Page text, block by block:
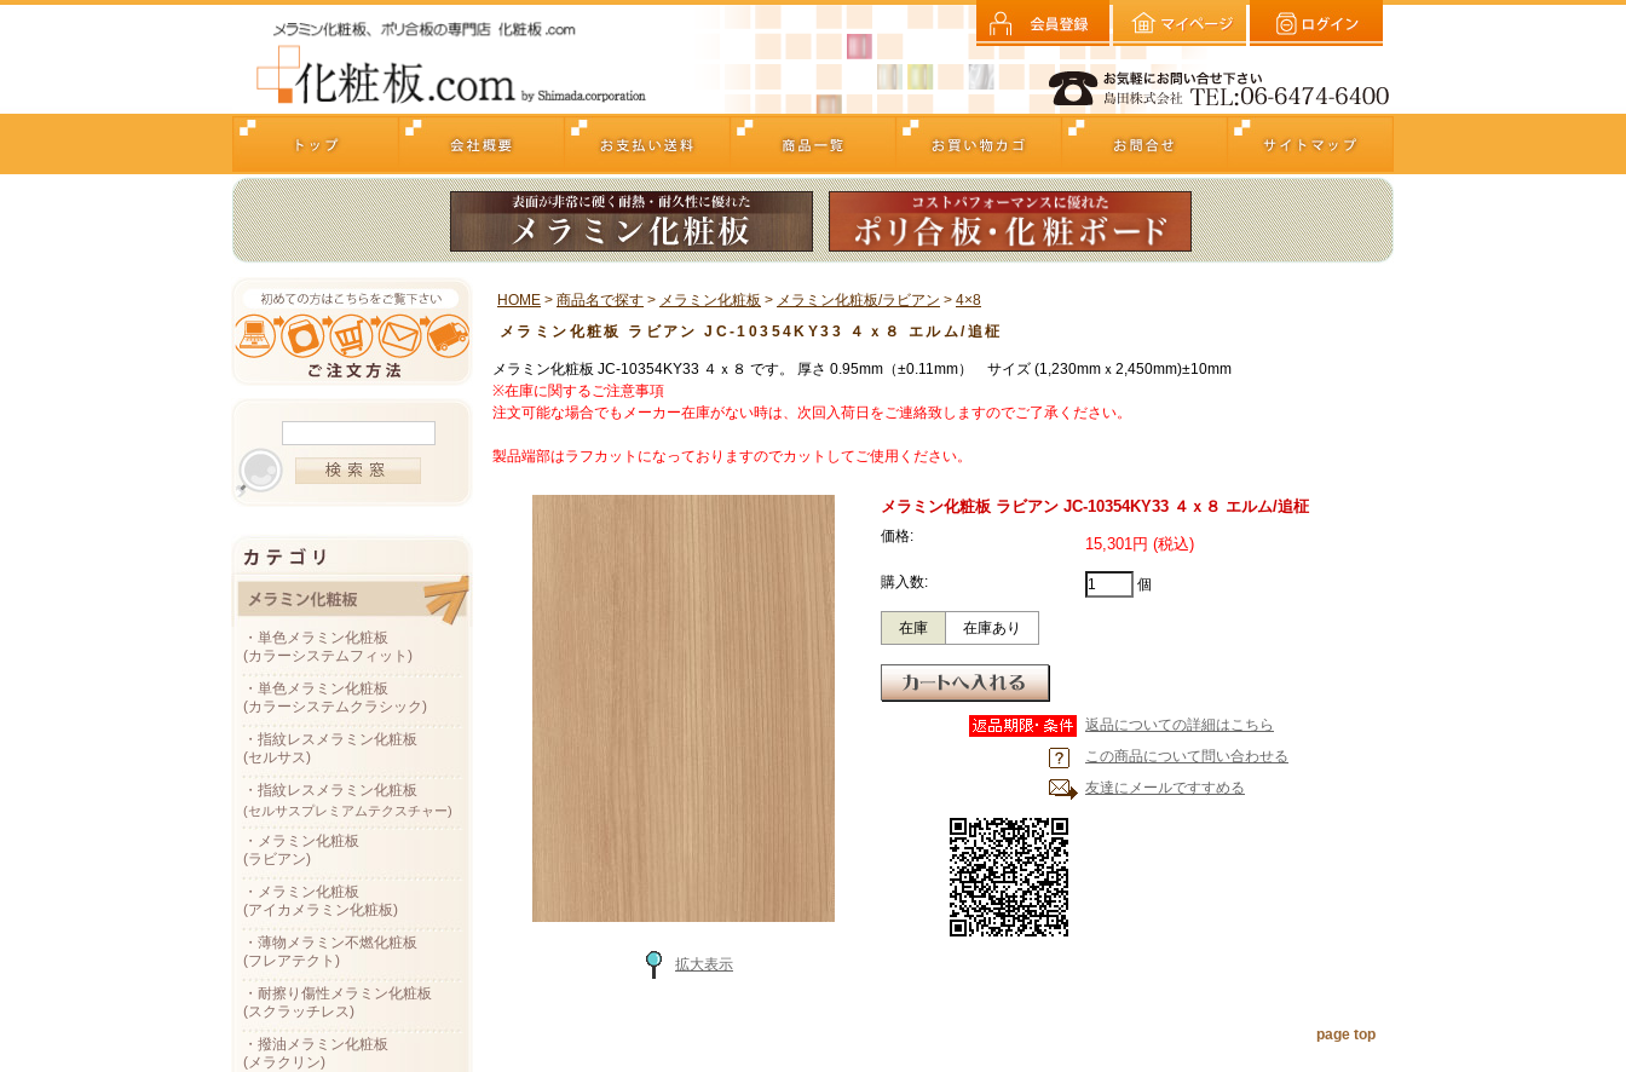
・単色メラミン化粧板
(カラーシステムフィット)
・単色メラミン化粧板
(カラーシステムクラシック)
・指紋レスメラミン化粧板
(セルサス)
・指紋レスメラミン化粧板
(セルサスプレミアムテクスチャー)
・メラミン化粧板
(ラビアン)
・メラミン化粧板
(アイカメラミン化粧板)
・薄物メラミン不燃化粧板
(フレアテクト)
・耐擦り傷性メラミン化粧板
(スクラッチレス)
・撥油メラミン化粧板
(メラクリン)
HOME > 商品名で探す > メラミン化粧板 > メラミン化粧板/ラビアン > 4×8
メラミン化粧板 ラビアン JC-10354KY33 ４ｘ８ エルム/追柾
メラミン化粧板 JC-10354KY33 ４ｘ８ です。 厚さ 0.95mm（±0.11mm） サイズ (1,230mmｘ2,450mm)±10mm
※在庫に関するご注意事項
注文可能な場合でもメーカー在庫がない時は、次回入荷日をご連絡致しますのでご了承ください。
製品端部はラフカットになっておりますのでカットしてご使用ください。
拡大表示
メラミン化粧板 ラビアン JC-10354KY33 ４ｘ８ エルム/追柾
価格: 15,301円 (税込)
購入数: 個
在庫 在庫あり
返品についての詳細はこちら
この商品について問い合わせる
友達にメールですすめる
page top